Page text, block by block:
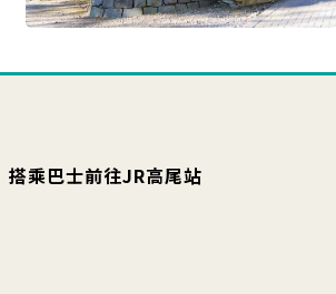
搭乘巴士前往JR高尾站